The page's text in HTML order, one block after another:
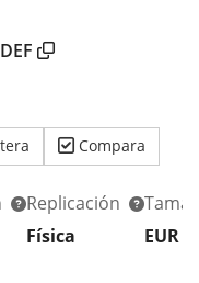
Compara
Replicación
Física
EUR